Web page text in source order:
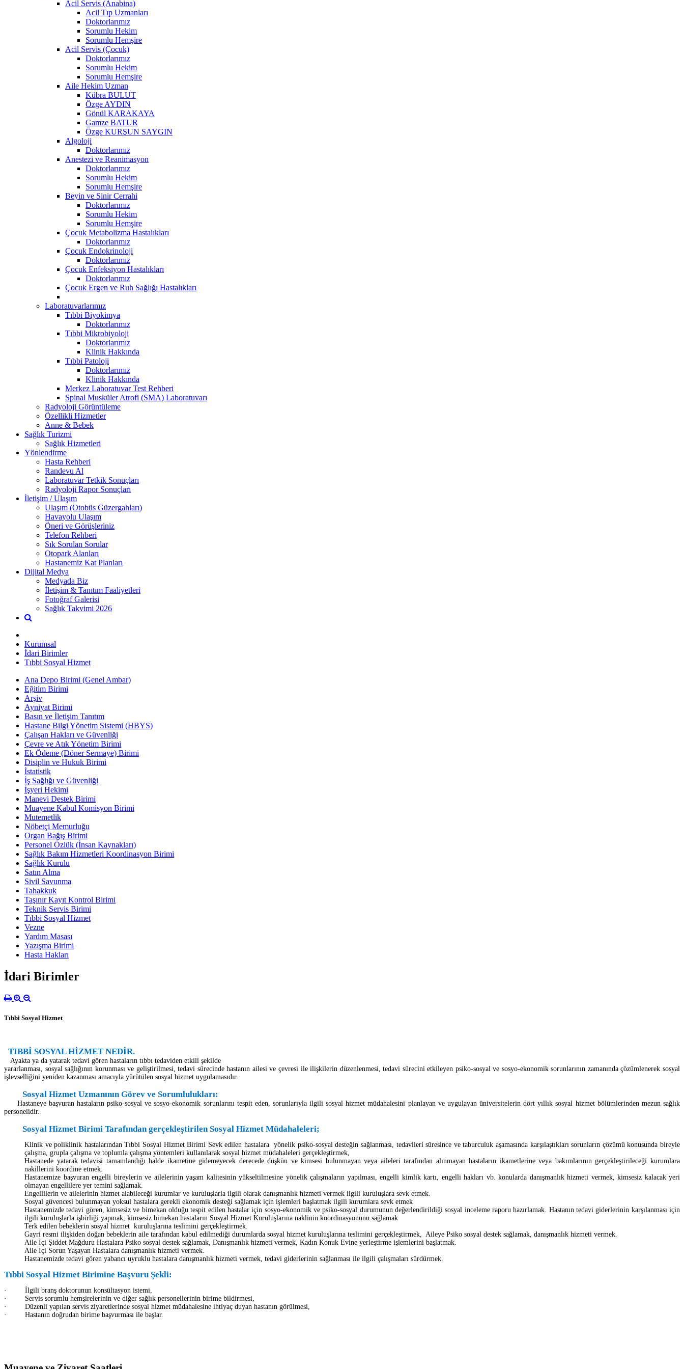
Acil Servis (Anabina)
Acil Tıp Uzmanları
Doktorlarımız
Sorumlu Hekim
Sorumlu Hemşire
Acil Servis (Çocuk)
Doktorlarımız
Sorumlu Hekim
Sorumlu Hemşire
Aile Hekim Uzman
Kübra BULUT
Özge AYDIN
Gönül KARAKAYA
Gamze BATUR
Özge KURŞUN SAYGIN
Algoloji
Doktorlarımız
Anestezi ve Reanimasyon
Doktorlarımız
Sorumlu Hekim
Sorumlu Hemşire
Beyin ve Sinir Cerrahi
Doktorlarımız
Sorumlu Hekim
Sorumlu Hemşire
Çocuk Metabolizma Hastalıkları
Doktorlarımız
Çocuk Endokrinoloji
Doktorlarımız
Çocuk Enfeksiyon Hastalıkları
Doktorlarımız
Çocuk Ergen ve Ruh Sağlığı Hastalıkları
Laboratuvarlarımız
Tıbbi Biyokimya
Doktorlarımız
Tıbbi Mikrobiyoloji
Doktorlarımız
Klinik Hakkında
Tıbbi Patoloji
Doktorlarımız
Klinik Hakkında
Merkez Laboratuvar Test Rehberi
Spinal Musküler Atrofi (SMA) Laboratuvarı
Radyoloji Görüntüleme
Özellikli Hizmetler
Anne & Bebek
Sağlık Turizmi
Sağlık Hizmetleri
Yönlendirme
Hasta Rehberi
Randevu Al
Laboratuvar Tetkik Sonuçları
Radyoloji Rapor Sonuçları
İletişim / Ulaşım
Ulaşım (Otobüs Güzergahları)
Havayolu Ulaşım
Öneri ve Görüşleriniz
Telefon Rehberi
Sık Sorulan Sorular
Otopark Alanları
Hastanemiz Kat Planları
Dijital Medya
Medyada Biz
İletişim & Tanıtım Faaliyetleri
Fotoğraf Galerisi
Sağlık Takvimi 2026
Kurumsal
İdari Birimler
Tıbbi Sosyal Hizmet
Ana Depo Birimi (Genel Ambar)
Eğitim Birimi
Arşiv
Ayniyat Birimi
Basın ve İletişim Tanıtım
Hastane Bilgi Yönetim Sistemi (HBYS)
Çalışan Hakları ve Güvenliği
Çevre ve Atık Yönetim Birimi
Ek Ödeme (Döner Sermaye) Birimi
Disiplin ve Hukuk Birimi
İstatistik
İş Sağlığı ve Güvenliği
İşyeri Hekimi
Manevi Destek Birimi
Muayene Kabul Komisyon Birimi
Mutemetlik
Nöbetçi Memurluğu
Organ Bağış Birimi
Personel Özlük (İnsan Kaynakları)
Sağlık Bakım Hizmetleri Koordinasyon Birimi
Sağlık Kurulu
Satın Alma
Sivil Savunma
Tahakkuk
Taşınır Kayıt Kontrol Birimi
Teknik Servis Birimi
Tıbbi Sosyal Hizmet
Vezne
Yardım Masası
Yazışma Birimi
Hasta Hakları
İdari Birimler
Tıbbi Sosyal Hizmet
TIBBİ SOSYAL HİZMET NEDİR.
Ayakta ya da yatarak tedavi gören hastaların tıbbı tedaviden etkili şekilde
yararlanması, sosyal sağlığının korunması ve geliştirilmesi, tedavi sürecinde hastanın ailesi ve çevresi ile ilişkilerin düzenlenmesi, tedavi sürecini etkileyen psiko-sosyal ve sosyo-ekonomik sorunlarının zamanında çözümlenerek sosyal
işlevselliğini yeniden kazanması amacıyla yürütülen sosyal hizmet uygulamasıdır.
Sosyal Hizmet Uzmanının Görev ve Sorumlulukları:
Hastaneye başvuran hastaların psiko-sosyal ve sosyo-ekonomik sorunlarını tespit eden, sorunlarıyla ilgili sosyal hizmet müdahalesini planlayan ve uygulayan üniversitelerin dört yıllık sosyal hizmet bölümlerinden mezun sağlık
personelidir.
Sosyal Hizmet Birimi Tarafından gerçekleştirilen Sosyal Hizmet Müdahaleleri;
Klinik ve poliklinik hastalarından Tıbbi Sosyal Hizmet Birimi Sevk edilen hastalara yönelik psiko-sosyal desteğin sağlanması, tedavileri süresince ve taburculuk aşamasında karşılaştıkları sorunların çözümü konusunda bireyle
çalışma, grupla çalışma ve toplumla çalışma yöntemleri kullanılarak sosyal hizmet müdahaleleri gerçekleştirmek,
Hastanede yatarak tedavisi tamamlandığı halde ikametine gidemeyecek derecede düşkün ve kimsesi bulunmayan veya aileleri tarafından alınmayan hastaların ikametlerine veya bakımlarının gerçekleştirileceği kurumlara
nakillerini koordine etmek.
Hastanemize başvuran engelli bireylerin ve ailelerinin yaşam kalitesinin yükseltilmesine yönelik çalışmaların yapılması, engelli kimlik kartı, engelli hakları vb. konularda danışmanlık hizmeti vermek, kimsesiz kalacak yeri
olmayan engellilere yer temini sağlamak.
Engellilerin ve ailelerinin hizmet alabileceği kurumlar ve kuruluşlarla ilgili olarak danışmanlık hizmeti vermek ilgili kuruluşlara sevk etmek.
Sosyal güvencesi bulunmayan yoksul hastalara gerekli ekonomik desteği sağlamak için işlemleri başlatmak ilgili kurumlara sevk etmek
Hastanemizde tedavi gören, kimsesiz ve bimekan olduğu tespit edilen hastalar için sosyo-ekonomik ve psiko-sosyal durumunun değerlendirildiği sosyal inceleme raporu hazırlamak. Hastanın tedavi giderlerinin karşılanması için
ilgili kuruluşlarla işbirliği yapmak, kimsesiz bimekan hastaların Sosyal Hizmet Kuruluşlarına naklinin koordinasyonunu sağlamak
Terk edilen bebeklerin sosyal hizmet kuruluşlarına teslimini gerçekleştirmek.
Gayri resmi ilişkiden doğan bebeklerin aile tarafından kabul edilmediği durumlarda sosyal hizmet kuruluşlarına teslimini gerçekleştirmek, Aileye Psiko sosyal destek sağlamak, danışmanlık hizmeti vermek.
Aile İçi Şiddet Mağduru Hastalara Psiko sosyal destek sağlamak, Danışmanlık hizmeti vermek, Kadın Konuk Evine yerleştirme işlemlerini başlatmak.
Aile İçi Sorun Yaşayan Hastalara danışmanlık hizmeti vermek.
Hastanemizde tedavi gören yabancı uyruklu hastalara danışmanlık hizmeti vermek, tedavi giderlerinin sağlanması ile ilgili çalışmaları sürdürmek.
Tıbbi Sosyal Hizmet Birimine Başvuru Şekli:
· İlgili branş doktorunun konsültasyon istemi,
· Servis sorumlu hemşirelerinin ve diğer sağlık personellerinin birime bildirmesi,
· Düzenli yapılan servis ziyaretlerinde sosyal hizmet müdahalesine ihtiyaç duyan hastanın görülmesi,
· Hastanın doğrudan birime başvurması ile başlar.